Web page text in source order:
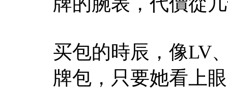
买包的時辰，像LV
牌包，只要她看上